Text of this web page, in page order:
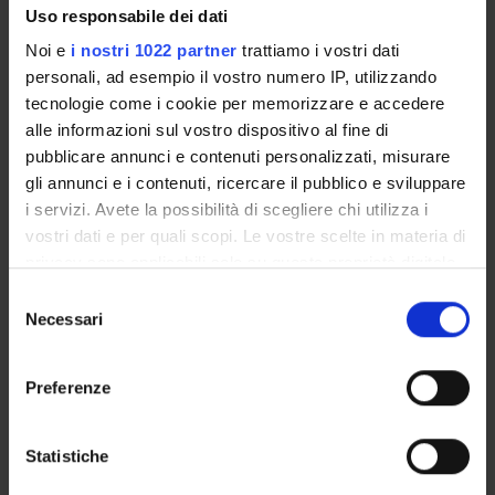
Uso responsabile dei dati
Noi e i nostri 1022 partner trattiamo i vostri dati
personali, ad esempio il vostro numero IP, utilizzando
tecnologie come i cookie per memorizzare e accedere
alle informazioni sul vostro dispositivo al fine di
pubblicare annunci e contenuti personalizzati, misurare
gli annunci e i contenuti, ricercare il pubblico e sviluppare
i servizi. Avete la possibilità di scegliere chi utilizza i
vostri dati e per quali scopi. Le vostre scelte in materia di
modificare o revocare il proprio consenso in qualsiasi
momento dalla Dichiarazione sui cookie o facendo clic
raccogliere informazioni sulla tua posizione
geografica, con un'approssimazione di qualche
delNecessari
Preferenze
Statistiche
SPONSORS:
Funds: assigned and managed by the department
PROJECT PARTICIPANTS
Gabriela Constantin
Full Professor
General Pathology Section